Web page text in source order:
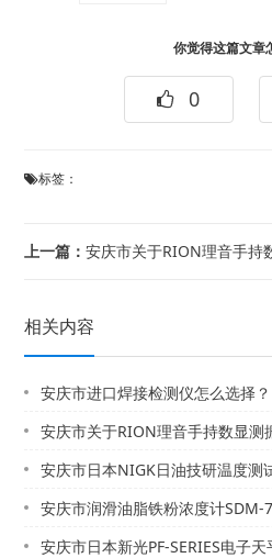
你觉得这篇文章
0
标签：
上一篇：安庆市关于RION理音手持数
相关内容
安庆市进口焊接检测仪怎么选择？
安庆市关于RION理音手持数显测振仪VM-
安庆市日本NIGK日油技研温度测
安庆市润滑油脂铁粉浓度计SDM-72检测使
安庆市日本新光PF-SERIES电子天平校准方